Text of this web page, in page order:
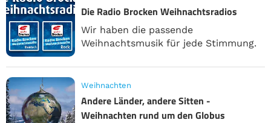
Die Radio Brocken Weihnachtsradios
Wir haben die passende
Weihnachtsmusik für jede Stimmung.
Weihnachten
Andere Länder, andere Sitten -
Weihnachten rund um den Globus